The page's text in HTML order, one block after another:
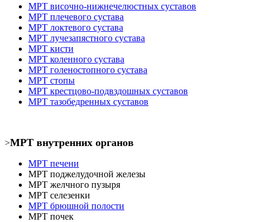
МРТ височно-нижнечелюстных суставов
МРТ плечевого сустава
МРТ локтевого сустава
МРТ лучезапястного сустава
МРТ кисти
МРТ коленного сустава
МРТ голеностопного сустава
МРТ стопы
МРТ крестцово-подвздошных суставов
МРТ тазобедренных суставов
>МРТ внутренних органов
МРТ печени
МРТ поджелудочной железы
МРТ желчного пузыря
МРТ селезенки
МРТ брюшной полости
МРТ почек